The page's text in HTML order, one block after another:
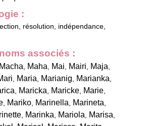
:
résolution, indépendance,
associés :
Macha, Maha, Mai, Mairi, Maja,
, Maria, Marianig, Marianka,
, Maricka, Maricke, Marie,
, Mariko, Marinella, Marineta,
, Marinka, Mariola, Marisa,